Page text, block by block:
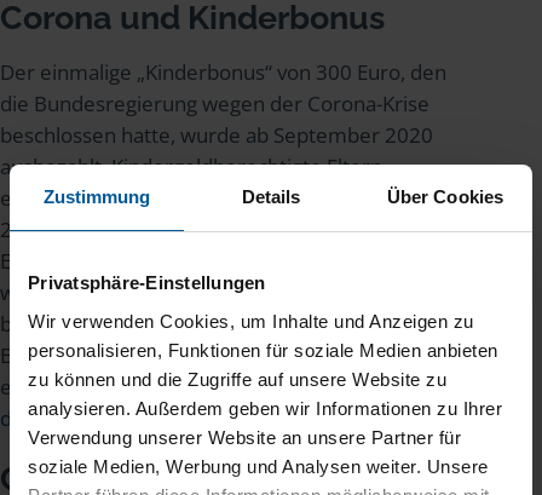
Zustimmung Details Über Cookies
Privatsphäre-Einstellungen
Wir verwenden Cookies, um Inhalte und Anzeigen zu
personalisieren, Funktionen für soziale Medien anbieten
zu können und die Zugriffe auf unsere Website zu
analysieren. Außerdem geben wir Informationen zu Ihrer
Verwendung unserer Website an unsere Partner für
soziale Medien, Werbung und Analysen weiter. Unsere
Corona und Kinderbonus
Der einmalige „Kinderbonus“ von 300 Euro, den
die Bundesregierung wegen der Corona-Krise
beschlossen hatte, wurde ab September 2020
ausbezahlt. Kindergeldberechtigte Eltern
erhielten dann zunächst 200 Euro und im Oktober
2020 weitere 100 Euro. Davon profitiert haben
Eltern mit geringerem Einkommen. Für 2021
wurde ein weiterer Kinderbonus über 150 Euro
beschlossen. Und auch 2022 gab es den
Einmalbonus – diesmal von 100 Euro. Mehr dazu
erfahren Sie in unserem ArtikelKinderbonus in
der Corona-Krise
.
Corona und pflegende